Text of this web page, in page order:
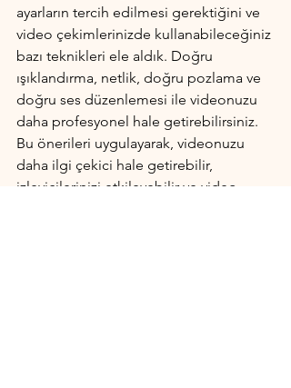
ayarların tercih edilmesi gerektiğini ve
video çekimlerinizde kullanabileceğiniz
bazı teknikleri ele aldık. Doğru
ışıklandırma, netlik, doğru pozlama ve
doğru ses düzenlemesi ile videonuzu
daha profesyonel hale getirebilirsiniz.
Bu önerileri uygulayarak, videonuzu
daha ilgi çekici hale getirebilir,
izleyicilerinizi etkileyebilir ve video